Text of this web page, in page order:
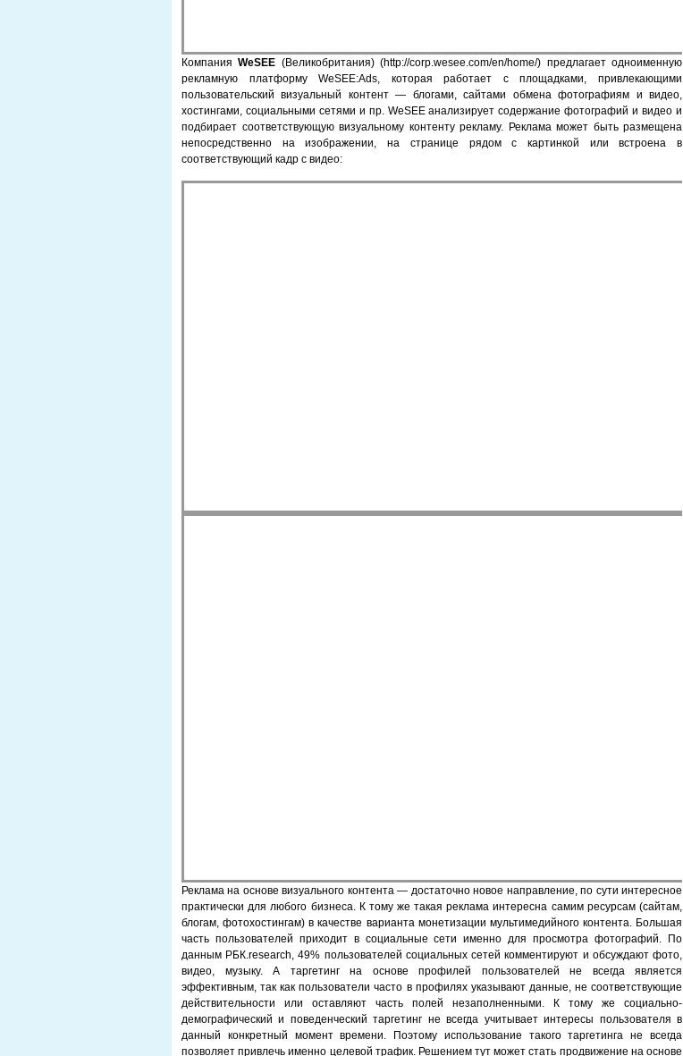
КомпанияWeSEE (Великобритания) (http://corp.wesee.com/en/home/) предлагает одноименную
рекламную платформу WeSEE:Ads, которая работает с площадками, привлекающими
пользовательский визуальный контент — блогами, сайтами обмена фотографиям и видео,
хостингами, социальными сетями и пр. WeSEE анализирует содержание фотографий и видео и
подбирает соответствующую визуальному контенту рекламу. Реклама может быть размещена
непосредственно на изображении, на странице рядом с картинкой или встроена в
соответствующий кадр с видео:
Реклама на основе визуального контента — достаточно новое направление, по сути интересное
практически для любого бизнеса. К тому же такая реклама интересна самим ресурсам (сайтам,
блогам, фотохостингам) в качестве варианта монетизации мультимедийного контента. Большая
часть пользователей приходит в социальные сети именно для просмотра фотографий. По
данным РБК.research, 49% пользователей социальных сетей комментируют и обсуждают фото,
видео, музыку. А таргетинг на основе профилей пользователей не всегда является
эффективным, так как пользователи часто в профилях указывают данные, не соответствующие
действительности или оставляют часть полей незаполненными. К тому же социально-
демографический и поведенческий таргетинг не всегда учитывает интересы пользователя в
данный конкретный момент времени. Поэтому использование такого таргетинга не всегда
позволяет привлечь именно целевой трафик. Решением тут может стать продвижение на основе